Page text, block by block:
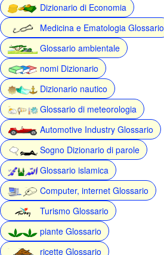
Dizionario di Economia
Medicina e Ematologia Glossario
Glossario ambientale
nomi Dizionario
Dizionario nautico
Glossario di meteorologia
Automotive Industry Glossario
Sogno Dizionario di parole
Glossario islamica
Computer, internet Glossario
Turismo Glossario
piante Glossario
ricette Glossario